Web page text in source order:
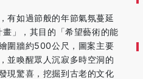
有如過節般的年節氣氛蔓延
」，其目的「希望藝術的能
圍牆約500公尺，圖案主要
並喚醒眾人沉寂多時空洞的
現驚喜，挖掘到古老的文化